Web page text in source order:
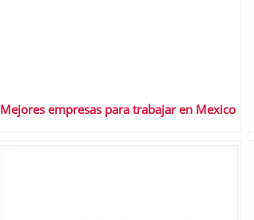
Mejores empresas para trabajar en Mexico